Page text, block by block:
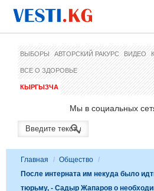
ВЫБОРЫ АВТОРСКИЙ РАКУРС ВИДЕО
ВСЕ О ЗДОРОВЬЕ
КЫРГЫЗЧА
Мы в социальных
Главная / Общество /
После интерната им некуда было
тюрьму, - Садыр Жапаров о